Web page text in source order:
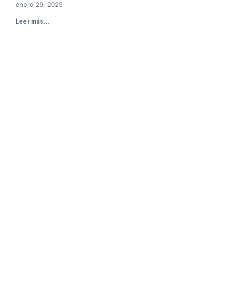
enero 29, 2025
Leer más...